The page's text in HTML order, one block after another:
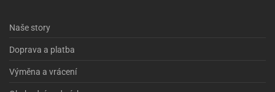
Naše story
Doprava a platba
Výměna a vrácení